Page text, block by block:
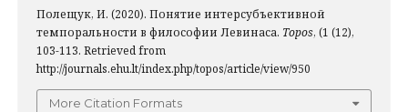
Полещук, И. (2020). Понятие интерсубъективной
темпоральности в философии Левинаса. Topos, (1 (12),
103-113. Retrieved from
http://journals.ehu.lt/index.php/topos/article/view/950
More Citation Formats